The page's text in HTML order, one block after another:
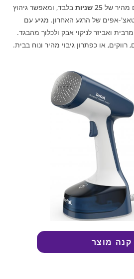
מהיר של25 שניות
בלבד, ומאפשר גיהוץ
לטאצ'-אפים של הרגע האחרון. מגיע עם
ואביזר לניקוי אבק ולכלוך מהבגד.
רווקים, או כפתרון גיבוי מהיר ונוח בבית.
קנה מוצר